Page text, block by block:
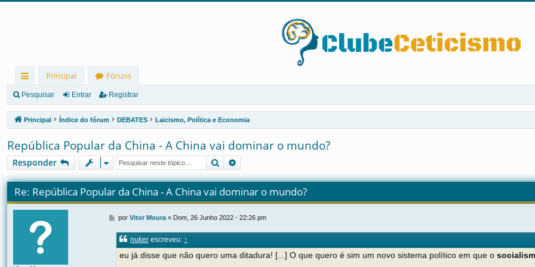
in
ks
rá
pi
d
Principal
Fóruns
Pesquisar Entrar Registrar
Principal Índice do fórum DEBATES Laicismo, Política e Economia
República Popular da China - A China vai dominar o mundo?
Responder Pesquisar
Re: República Popular da China - A China vai dominar o mundo?
M
n
por Vitor Moura» Dom, 26 Junho 2022 - 22:26 pm
nuker escreveu: ↑
eu já disse que não quero uma ditadura! [...] O que quero é sim um novo sistema político em que o